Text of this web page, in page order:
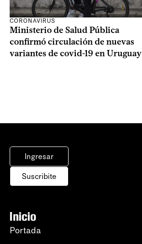
CORONAVIRUS
Ministerio de Salud Pública
confirmó circulación de nuevas
variantes de covid-19 en Uruguay
Ingresar
Suscribite
Inicio
Portada